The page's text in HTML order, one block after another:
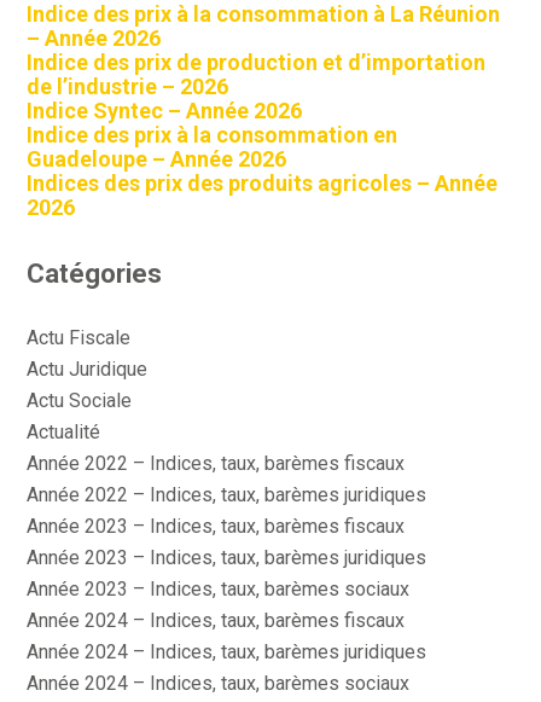
Indice des prix à la consommation à La Réunion
– Année 2026
Indice des prix de production et d’importation
de l’industrie – 2026
Indice Syntec – Année 2026
Indice des prix à la consommation en
Guadeloupe – Année 2026
Indices des prix des produits agricoles – Année
2026
Catégories
Actu Fiscale
Actu Juridique
Actu Sociale
Actualité
Année 2022 – Indices, taux, barèmes fiscaux
Année 2022 – Indices, taux, barèmes juridiques
Année 2023 – Indices, taux, barèmes fiscaux
Année 2023 – Indices, taux, barèmes juridiques
Année 2023 – Indices, taux, barèmes sociaux
Année 2024 – Indices, taux, barèmes fiscaux
Année 2024 – Indices, taux, barèmes juridiques
Année 2024 – Indices, taux, barèmes sociaux